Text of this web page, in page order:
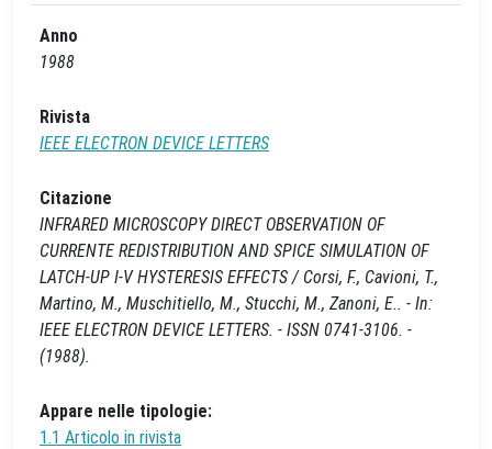
Anno
1988
Rivista
IEEE ELECTRON DEVICE LETTERS
Citazione
INFRARED MICROSCOPY DIRECT OBSERVATION OF
CURRENTE REDISTRIBUTION AND SPICE SIMULATION OF
LATCH-UP I-V HYSTERESIS EFFECTS / Corsi, F., Cavioni, T.,
Martino, M., Muschitiello, M., Stucchi, M., Zanoni, E.. - In:
IEEE ELECTRON DEVICE LETTERS. - ISSN 0741-3106. -
(1988).
Appare nelle tipologie:
1.1 Articolo in rivista